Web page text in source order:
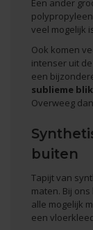
Een ander
veel mogelijk
Ook komen
intenser uit
een
sublieme
Overweeg
buiten
Tapijt van
maten. Bij
alle mogelijk
een